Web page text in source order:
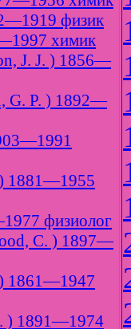
физик
химик
J. J. ) 1856—
G. P. ) 1892—
1881—1955
физиолог
C. ) 1897—
1861—1947
) 1891—1974